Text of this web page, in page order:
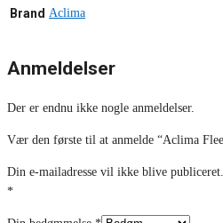
Brand Aclima
Anmeldelser
Der er endnu ikke nogle anmeldelser.
Vær den første til at anmelde “Aclima
Din e-mailadresse vil ikke blive publiceret.
*